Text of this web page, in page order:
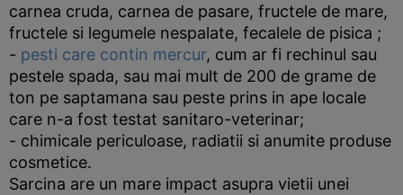
carnea cruda, carnea de pasare, fructele de mare,
fructele si legumele nespalate, fecalele de pisica ;
- pesti care contin mercur, cum ar fi rechinul sau
pestele spada, sau mai mult de 200 de grame de
ton pe saptamana sau peste prins in ape locale
care n-a fost testat sanitaro-veterinar;
- chimicale periculoase, radiatii si anumite produse
cosmetice.
Sarcina are un mare impact asupra vietii unei